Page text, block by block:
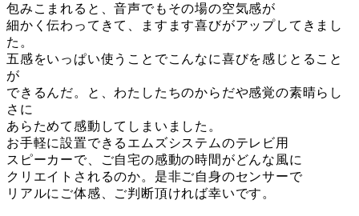
包みこまれると、音声でもその場の空気感が
細かく伝わってきて、ますます喜びがアップしてきまし
た。
五感をいっぱい使うことでこんなに喜びを感じとること
が
できるんだ。と、わたしたちのからだや感覚の素晴らし
さに
あらためて感動してしまいました。
お手軽に設置できるエムズシステムのテレビ用
スピーカーで、ご自宅の感動の時間がどんな風に
クリエイトされるのか。是非ご自身のセンサーで
リアルにご体感、ご判断頂ければ幸いです。